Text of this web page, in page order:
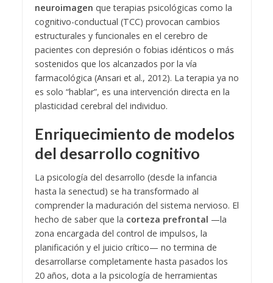
neuroimagen que terapias psicológicas como la
cognitivo-conductual (TCC) provocan cambios
estructurales y funcionales en el cerebro de
pacientes con depresión o fobias idénticos o más
sostenidos que los alcanzados por la vía
farmacológica (Ansari et al., 2012). La terapia ya no
es solo “hablar”, es una intervención directa en la
plasticidad cerebral del individuo.
Enriquecimiento de modelos
del desarrollo cognitivo
La psicología del desarrollo (desde la infancia
hasta la senectud) se ha transformado al
comprender la maduración del sistema nervioso. El
hecho de saber que la corteza prefrontal —la
zona encargada del control de impulsos, la
planificación y el juicio crítico— no termina de
desarrollarse completamente hasta pasados los
20 años, dota a la psicología de herramientas